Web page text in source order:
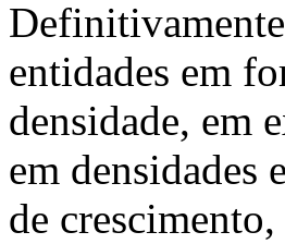
entidades em
densidade, em
em densidades
de